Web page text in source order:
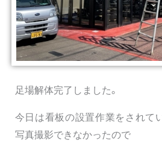
足場解体完了しました。
今日は看板の設置作業をされて
写真撮影できなかったので